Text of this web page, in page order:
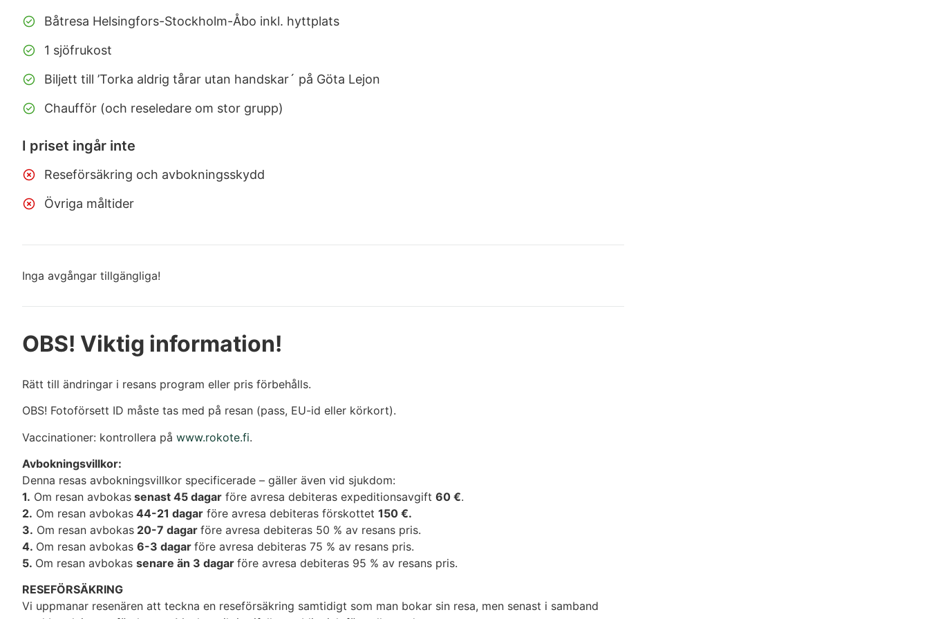
Båtresa Helsingfors-Stockholm-Åbo inkl. hyttplats
1 sjöfrukost
Biljett till ’Torka aldrig tårar utan handskar´ på Göta Lejon
Chaufför (och reseledare om stor grupp)
I priset ingår inte
Reseförsäkring och avbokningsskydd
Övriga måltider
Inga avgångar tillgängliga!
OBS! Viktig information!
Rätt till ändringar i resans program eller pris förbehålls.
OBS! Fotoförsett ID måste tas med på resan (pass, EU-id eller körkort).
Vaccinationer: kontrollera på www.rokote.fi.
Avbokningsvillkor:
Denna resas avbokningsvillkor specificerade – gäller även vid sjukdom:
1. Om resan avbokas senast 45 dagar före avresa debiteras expeditionsavgift 60 €.
2. Om resan avbokas 44-21 dagar före avresa debiteras förskottet 150 €.
3. Om resan avbokas 20-7 dagar före avresa debiteras 50 % av resans pris.
4. Om resan avbokas 6-3 dagar före avresa debiteras 75 % av resans pris.
5. Om resan avbokas senare än 3 dagar före avresa debiteras 95 % av resans pris.
RESEFÖRSÄKRING
Vi uppmanar resenären att teckna en reseförsäkring samtidigt som man bokar sin resa, men senast i samband